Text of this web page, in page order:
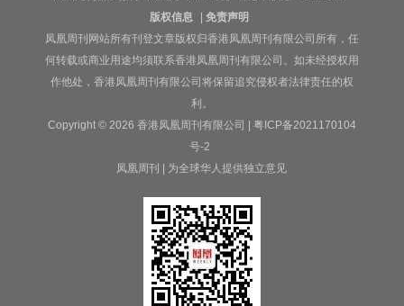
版权信息
|免责声明
凤凰周刊网站所有刊登文章版权归香港凤凰周刊有限公司所有，任
何转载或商业用途均须联系香港凤凰周刊有限公司。如未经授权用
作他处，香港凤凰周刊有限公司将保留追究侵权者法律责任的权
利。
Copyright © 2026 香港凤凰周刊有限公司 | 粤ICP备2021170104
号-2
凤凰周刊 | 为全球华人提供独立意见